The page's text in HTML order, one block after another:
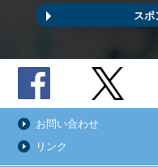
ス
お問い合わせ
リンク